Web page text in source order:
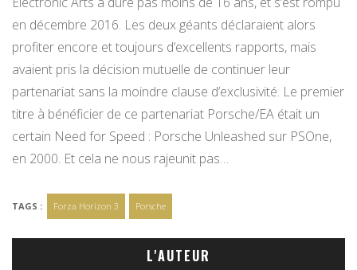
en décembre 2016. Les deux géants déclaraient alors
profiter encore et toujours d’excellents rapports, mais
avaient pris la décision mutuelle de continuer leur
partenariat sans la moindre clause d’exclusivité. Le premier
titre à bénéficier de ce partenariat Porsche/EA était un
certain Need for Speed : Porsche Unleashed sur PSOne,
en 2000. Et cela ne nous rajeunit pas…
TAGS : Forza Horizon 3 Porsche
L'AUTEUR